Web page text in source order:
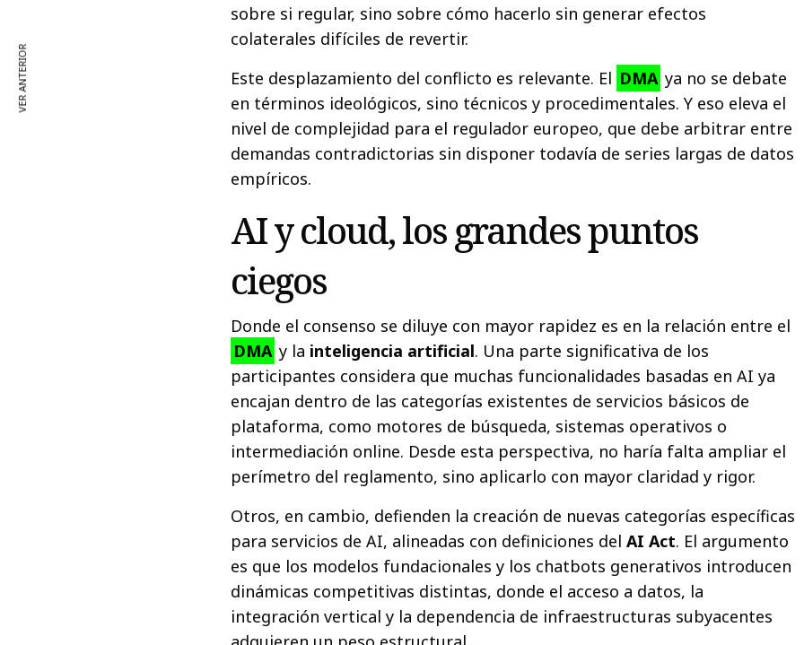
sobre si regular, sino sobre cómo hacerlo sin generar efectos
colaterales difíciles de revertir.
Este desplazamiento del conflicto es relevante. El DMA ya no se debate
en términos ideológicos, sino técnicos y procedimentales. Y eso eleva el
nivel de complejidad para el regulador europeo, que debe arbitrar entre
demandas contradictorias sin disponer todavía de series largas de datos
empíricos.
AI y cloud, los grandes puntos
ciegos
Donde el consenso se diluye con mayor rapidez es en la relación entre el
DMA y la inteligencia artificial. Una parte significativa de los
participantes considera que muchas funcionalidades basadas en AI ya
encajan dentro de las categorías existentes de servicios básicos de
plataforma, como motores de búsqueda, sistemas operativos o
intermediación online. Desde esta perspectiva, no haría falta ampliar el
perímetro del reglamento, sino aplicarlo con mayor claridad y rigor.
Otros, en cambio, defienden la creación de nuevas categorías específicas
para servicios de AI, alineadas con definiciones delAI Act. El argumento
es que los modelos fundacionales y los chatbots generativos introducen
dinámicas competitivas distintas, donde el acceso a datos, la
integración vertical y la dependencia de infraestructuras subyacentes
VER ANTERIOR